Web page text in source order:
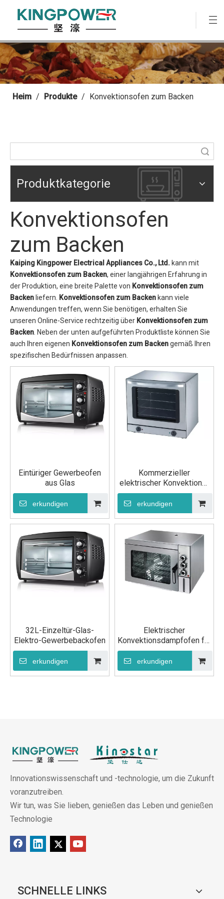
Heim / Produkte / Konvektionsofen zum Backen
Produktkategorie
Konvektionsofen
zum Backen
Kaiping Kingpower Electrical Appliances Co., Ltd. kann mit
Konvektionsofen zum Backen, einer langjährigen Erfahrung in
der Produktion, eine breite Palette von Konvektionsofen zum
Backen liefern. Konvektionsofen zum Backen kann viele
Anwendungen treffen, wenn Sie benötigen, erhalten Sie
unseren Online-Service rechtzeitig über Konvektionsofen zum
Backen . Neben der unten aufgeführten Produktliste können Sie
auch Ihren eigenen Konvektionsofen zum Backengemäß Ihren
spezifischen Bedürfnissen anpassen.
Eintüriger Gewerbeofen
aus Glas
erkundigen
Kommerzieller
elektrischer Konvektions-
Tischbackofen
erkundigen
32L-Einzeltür-Glas-
Elektro-Gewerbebackofen
erkundigen
Elektrischer
Konvektionsdampfofen für
gewerbliche Küchen
erkundigen
Innovationswissenschaft und -technologie, um die Zukunft
voranzutreiben.
Wir tun, was Sie lieben, genießen das Leben und genießen
Technologie
SCHNELLE LINKS